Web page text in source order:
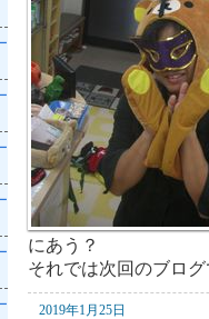
にあう？
それでは次回のブロ
2019年1月25日